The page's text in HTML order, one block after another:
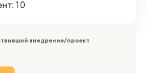
10
внедрение/проект